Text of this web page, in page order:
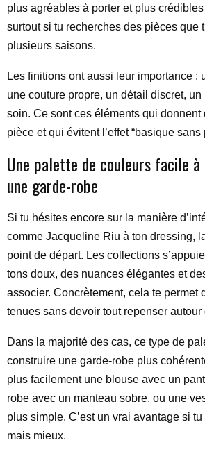
plus agréables à porter et plus
surtout si tu recherches des pièces que
plusieurs saisons.
Les finitions ont aussi leur importance :
une couture propre, un détail discret,
soin. Ce sont ces éléments qui donnent
pièce et qui évitent l’effet “basique sans
Une palette de couleurs facile
une garde-robe
Si tu hésites encore sur la manière
comme Jacqueline Riu à ton dressing,
point de départ. Les collections
tons doux, des nuances élégantes et
associer. Concrètement, cela te permet
tenues sans devoir tout repenser autour
Dans la majorité des cas, ce type de
construire une garde-robe plus
plus facilement une blouse avec un
robe avec un manteau sobre, ou une
plus simple. C’est un vrai avantage si
mais mieux.